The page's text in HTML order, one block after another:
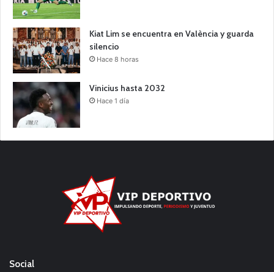
Kiat Lim se encuentra en València y guarda
silencio
Hace 8 horas
Vinicius hasta 2032
Hace 1 día
Social